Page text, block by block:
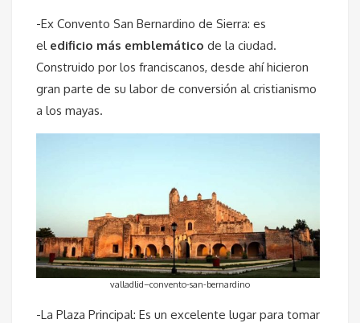
-Ex Convento San Bernardino de Sierra: es
el edificio más emblemático de la ciudad.
Construido por los franciscanos, desde ahí hicieron
gran parte de su labor de conversión al cristianismo
a los mayas.
valladlid–convento-san-bernardino
-La Plaza Principal: Es un excelente lugar para tomar